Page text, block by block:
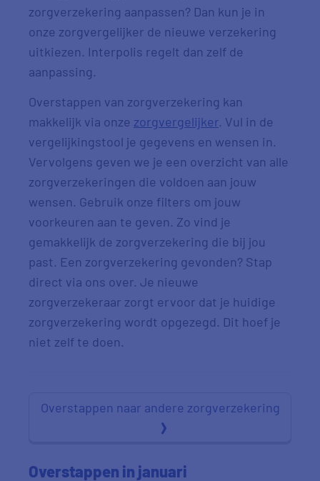
zorgverzekering aanpassen? Dan kun je in
onze zorgvergelijker de nieuwe verzekering
uitkiezen. Interpolis regelt dan zelf de
aanpassing.
Overstappen van zorgverzekering kan
makkelijk via onze zorgvergelijker. Vul in de
vergelijkingstool je gegevens en wensen in.
Vervolgens geven we je een overzicht van alle
zorgverzekeringen die voldoen aan jouw
wensen. Gebruik onze filters om jouw
voorkeuren aan te geven. Zo vind je
gemakkelijk de zorgverzekering die bij jou
past. Een zorgverzekering gevonden? Stap
direct via ons over. Je nieuwe
zorgverzekeraar zorgt ervoor dat je huidige
zorgverzekering wordt opgezegd. Dit hoef je
niet zelf te doen.
Overstappen naar andere zorgverzekering
Overstappen in januari